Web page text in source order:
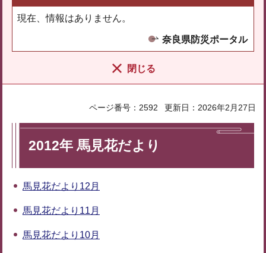
現在、情報はありません。
奈良県防災ポータル
閉じる
ページ番号：2592 更新日：2026年2月27日
2012年 馬見花だより
馬見花だより12月
馬見花だより11月
馬見花だより10月